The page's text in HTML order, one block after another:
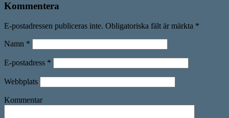
Kommentera
E-postadressen publiceras inte. Obligatoriska fält är märkta *
Namn *
E-postadress *
Webbplats
Kommentar